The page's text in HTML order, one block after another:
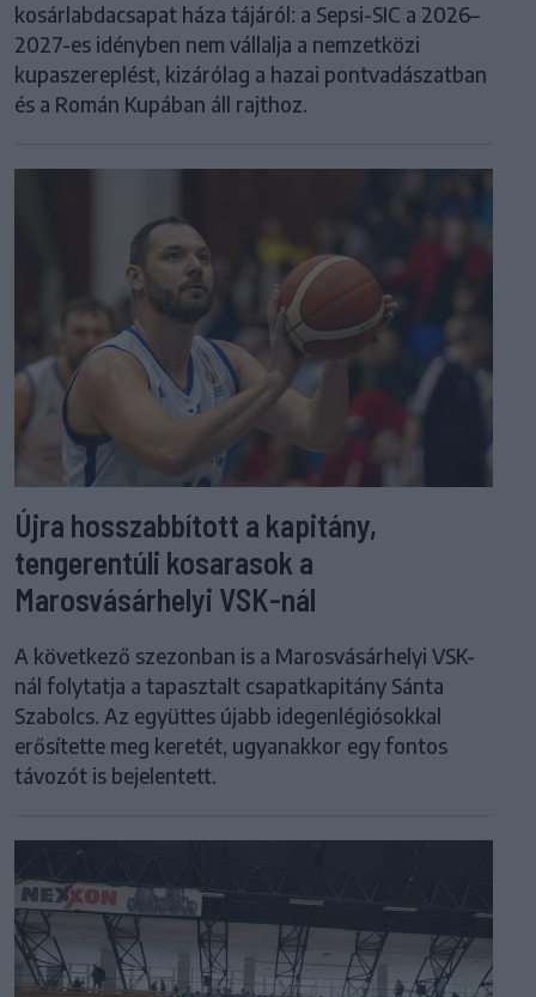
kosárlabdacsapat háza tájáról: a Sepsi-SIC a 2026–
2027-es idényben nem vállalja a nemzetközi
kupaszereplést, kizárólag a hazai pontvadászatban
és a Román Kupában áll rajthoz.
Újra hosszabbított a kapitány,
tengerentúli kosarasok a
Marosvásárhelyi VSK-nál
A következő szezonban is a Marosvásárhelyi VSK-
nál folytatja a tapasztalt csapatkapitány Sánta
Szabolcs. Az együttes újabb idegenlégiósokkal
erősítette meg keretét, ugyanakkor egy fontos
távozót is bejelentett.